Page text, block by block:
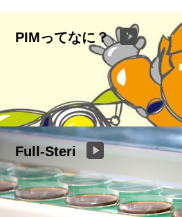
PIMってなに？
Full-Steri